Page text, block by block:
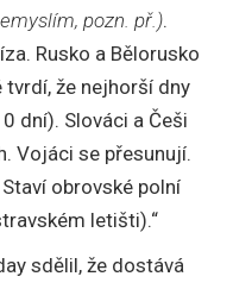
pozn. př.).
Rusko a Bělorusko
tvrdí, že nejhorší dny
dní). Slováci a Češi
Vojáci se přesunují.
obrovské polní
letišti).“
sdělil, že dostává